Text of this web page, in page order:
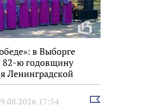
в Выборге
82-ю годовщину
Ленинградской
17:54
Выбрать